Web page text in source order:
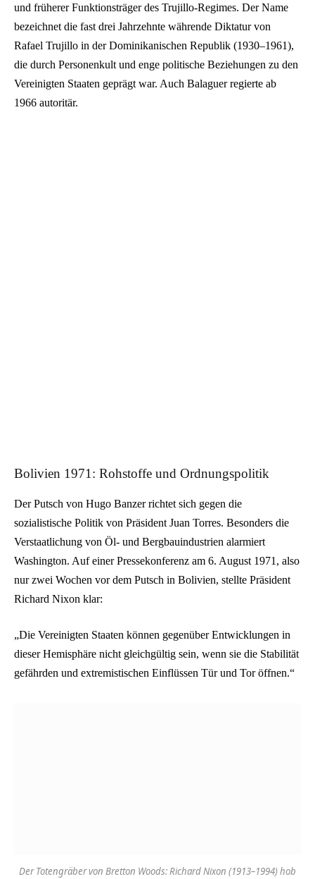
und früherer Funktionsträger des Trujillo-Regimes. Der Name
bezeichnet die fast drei Jahrzehnte währende Diktatur von
Rafael Trujillo in der Dominikanischen Republik (1930–1961),
die durch Personenkult und enge politische Beziehungen zu den
Vereinigten Staaten geprägt war. Auch Balaguer regierte ab
1966 autoritär.
Bolivien 1971: Rohstoffe und Ordnungspolitik
Der Putsch von Hugo Banzer richtet sich gegen die
sozialistische Politik von Präsident Juan Torres. Besonders die
Verstaatlichung von Öl- und Bergbauindustrien alarmiert
Washington. Auf einer Pressekonferenz am 6. August 1971, also
nur zwei Wochen vor dem Putsch in Bolivien, stellte Präsident
Richard Nixon klar:
„Die Vereinigten Staaten können gegenüber Entwicklungen in
dieser Hemisphäre nicht gleichgültig sein, wenn sie die Stabilität
gefährden und extremistischen Einflüssen Tür und Tor öffnen.“
Der Totengräber von Bretton Woods: Richard Nixon (1913–1994) hob